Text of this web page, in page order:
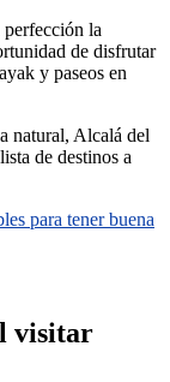
la
de disfrutar
y paseos en
natural, Alcalá del
de destinos a
para tener buena
visitar